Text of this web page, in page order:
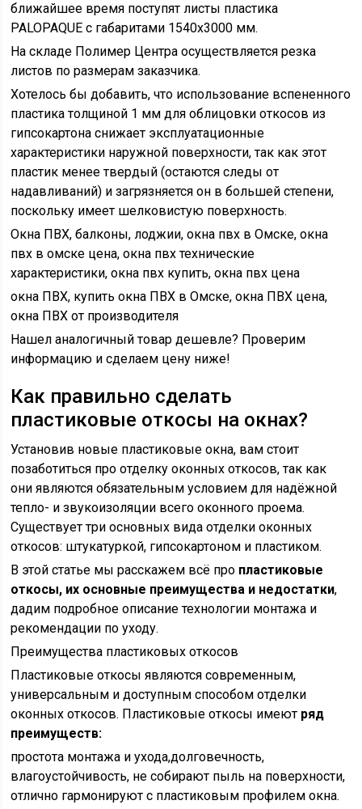
ближайшее время поступят листы пластика
PALOPAQUE с габаритами 1540х3000 мм.
На складе Полимер Центра осуществляется резка
листов по размерам заказчика.
Хотелось бы добавить, что использование вспененного
пластика толщиной 1 мм для облицовки откосов из
гипсокартона снижает эксплуатационные
характеристики наружной поверхности, так как этот
пластик менее твердый (остаются следы от
надавливаний) и загрязняется он в большей степени,
поскольку имеет шелковистую поверхность.
Окна ПВХ, балконы, лоджии, окна пвх в Омске, окна
пвх в омске цена, окна пвх технические
характеристики, окна пвх купить, окна пвх цена
окна ПВХ, купить окна ПВХ в Омске, окна ПВХ цена,
окна ПВХ от производителя
Нашел аналогичный товар дешевле? Проверим
информацию и сделаем цену ниже!
Как правильно сделать
пластиковые откосы на окнах?
Установив новые пластиковые окна, вам стоит
позаботиться про отделку оконных откосов, так как
они являются обязательным условием для надёжной
тепло- и звукоизоляции всего оконного проема.
Существует три основных вида отделки оконных
откосов: штукатуркой, гипсокартоном и пластиком.
В этой статье мы расскажем всё про пластиковые
откосы, их основные преимущества и недостатки,
дадим подробное описание технологии монтажа и
рекомендации по уходу.
Преимущества пластиковых откосов
Пластиковые откосы являются современным,
универсальным и доступным способом отделки
оконных откосов. Пластиковые откосы имеют ряд
преимуществ:
простота монтажа и ухода,долговечность,
влагоустойчивость, не собирают пыль на поверхности,
отлично гармонируют с пластиковым профилем окна.